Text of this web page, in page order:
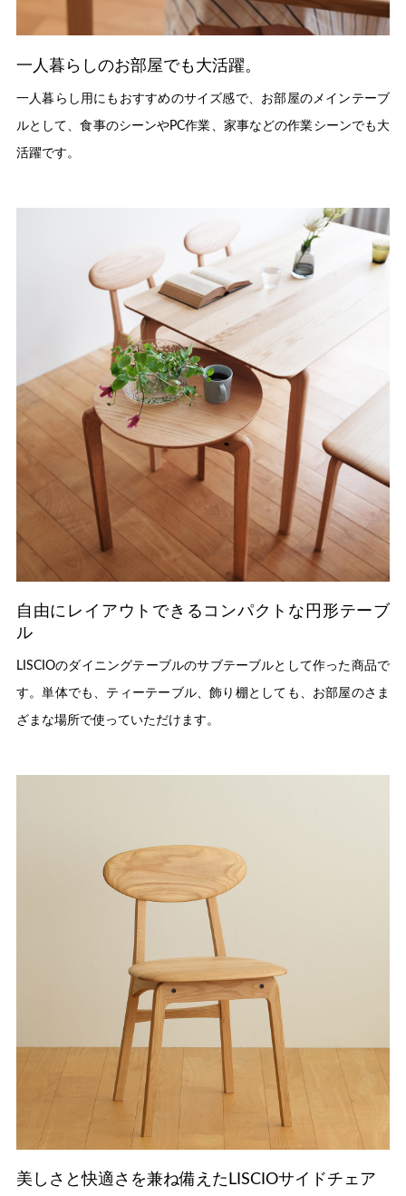
一人暮らしのお部屋でも大活躍。
一人暮らし用にもおすすめのサイズ感で、お部屋のメインテーブ
ルとして、食事のシーンやPC作業、家事などの作業シーンでも大
活躍です。
自由にレイアウトできるコンパクトな円形テーブ
ル
LISCIOのダイニングテーブルのサブテーブルとして作った商品で
す。単体でも、ティーテーブル、飾り棚としても、お部屋のさま
ざまな場所で使っていただけます。
美しさと快適さを兼ね備えたLISCIOサイドチェア